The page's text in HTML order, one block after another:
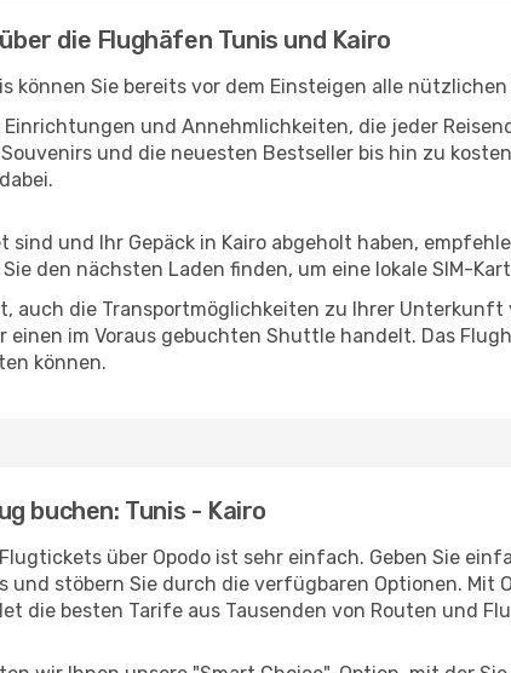
die Flughäfen Tunis und Kairo
können Sie bereits vor dem Einsteigen alle
Einrichtungen und Annehmlichkeiten, die jeder
und die neuesten Bestseller bis hin zu
sind und Ihr Gepäck in Kairo abgeholt haben,
den nächsten Laden finden, um eine lokale SIM-
auch die Transportmöglichkeiten zu Ihrer
einen im Voraus gebuchten Shuttle handelt. Das
können.
buchen: Tunis - Kairo
über Opodo ist sehr einfach. Geben Sie
und stöbern Sie durch die verfügbaren Optionen. Mit
die besten Tarife aus Tausenden von Routen und